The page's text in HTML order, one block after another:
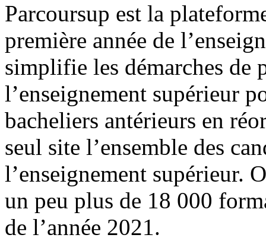
Parcoursup est la
première année de
simplifie les démarches de
l’enseignement supérieur
bacheliers antérieurs en
seul site l’ensemble des
l’enseignement supérieur.
un peu plus de 18 000
de l’année 2021.